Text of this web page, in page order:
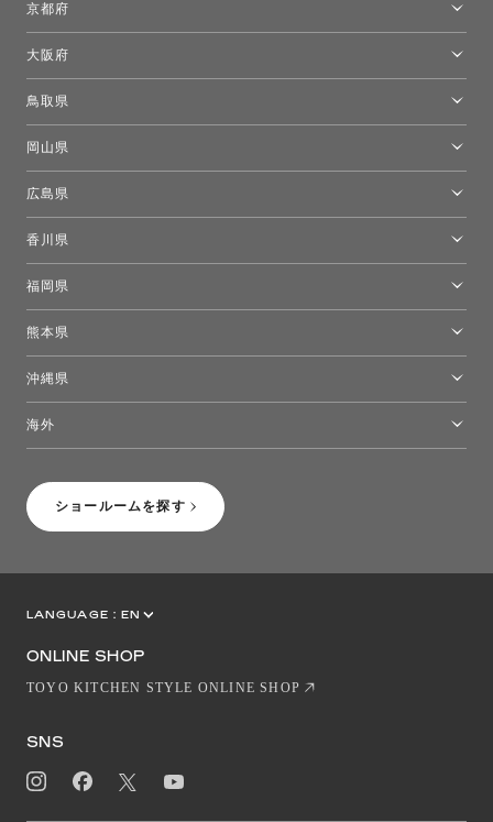
ショールームを探す
京都府
大阪府
鳥取県
岡山県
広島県
香川県
福岡県
熊本県
沖縄県
海外
LANGUAGE : EN
ONLINE SHOP
TOYO KITCHEN STYLE ONLINE SHOP
SNS